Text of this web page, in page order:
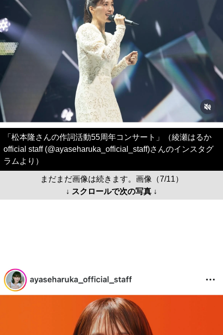
「松本隆さんの作詞活動55周年コンサート」（綾瀬はるか
official staff (@ayaseharuka_official_staff)さんのインスタグ
ラムより）
まだまだ画像は続きます。画像（7/11）
↓ スクロールで次の写真 ↓